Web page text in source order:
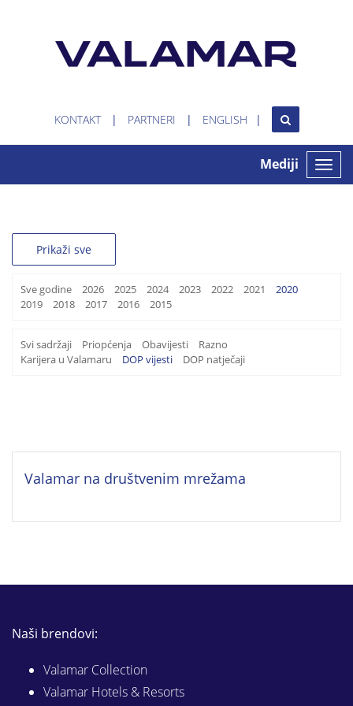
KONTAKT PARTNERI ENGLISH
Toggle
Mediji
Prikaži sve
Sve godine 2026 2025 2024 2023 2022 2021
2020
2019
2018 2017 2016 2015
Svi sadržaji Priopćenja Obavijesti
Razno
Karijera u Valamaru
DOP vijesti DOP natječaji
Valamar na društvenim mrežama
Naši brendovi:
Valamar Collection
Valamar Hotels & Resorts